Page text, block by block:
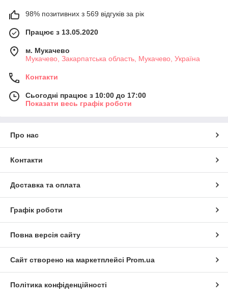
98% позитивних з 569 відгуків за рік
Працює з 13.05.2020
м. Мукачево
Мукачево, Закарпатська область, Мукачево, Україна
Контакти
Сьогодні працює з 10:00 до 17:00
Показати весь графік роботи
Про нас
Контакти
Доставка та оплата
Графік роботи
Повна версія сайту
Сайт створено на маркетплейсі Prom.ua
Політика конфіденційності